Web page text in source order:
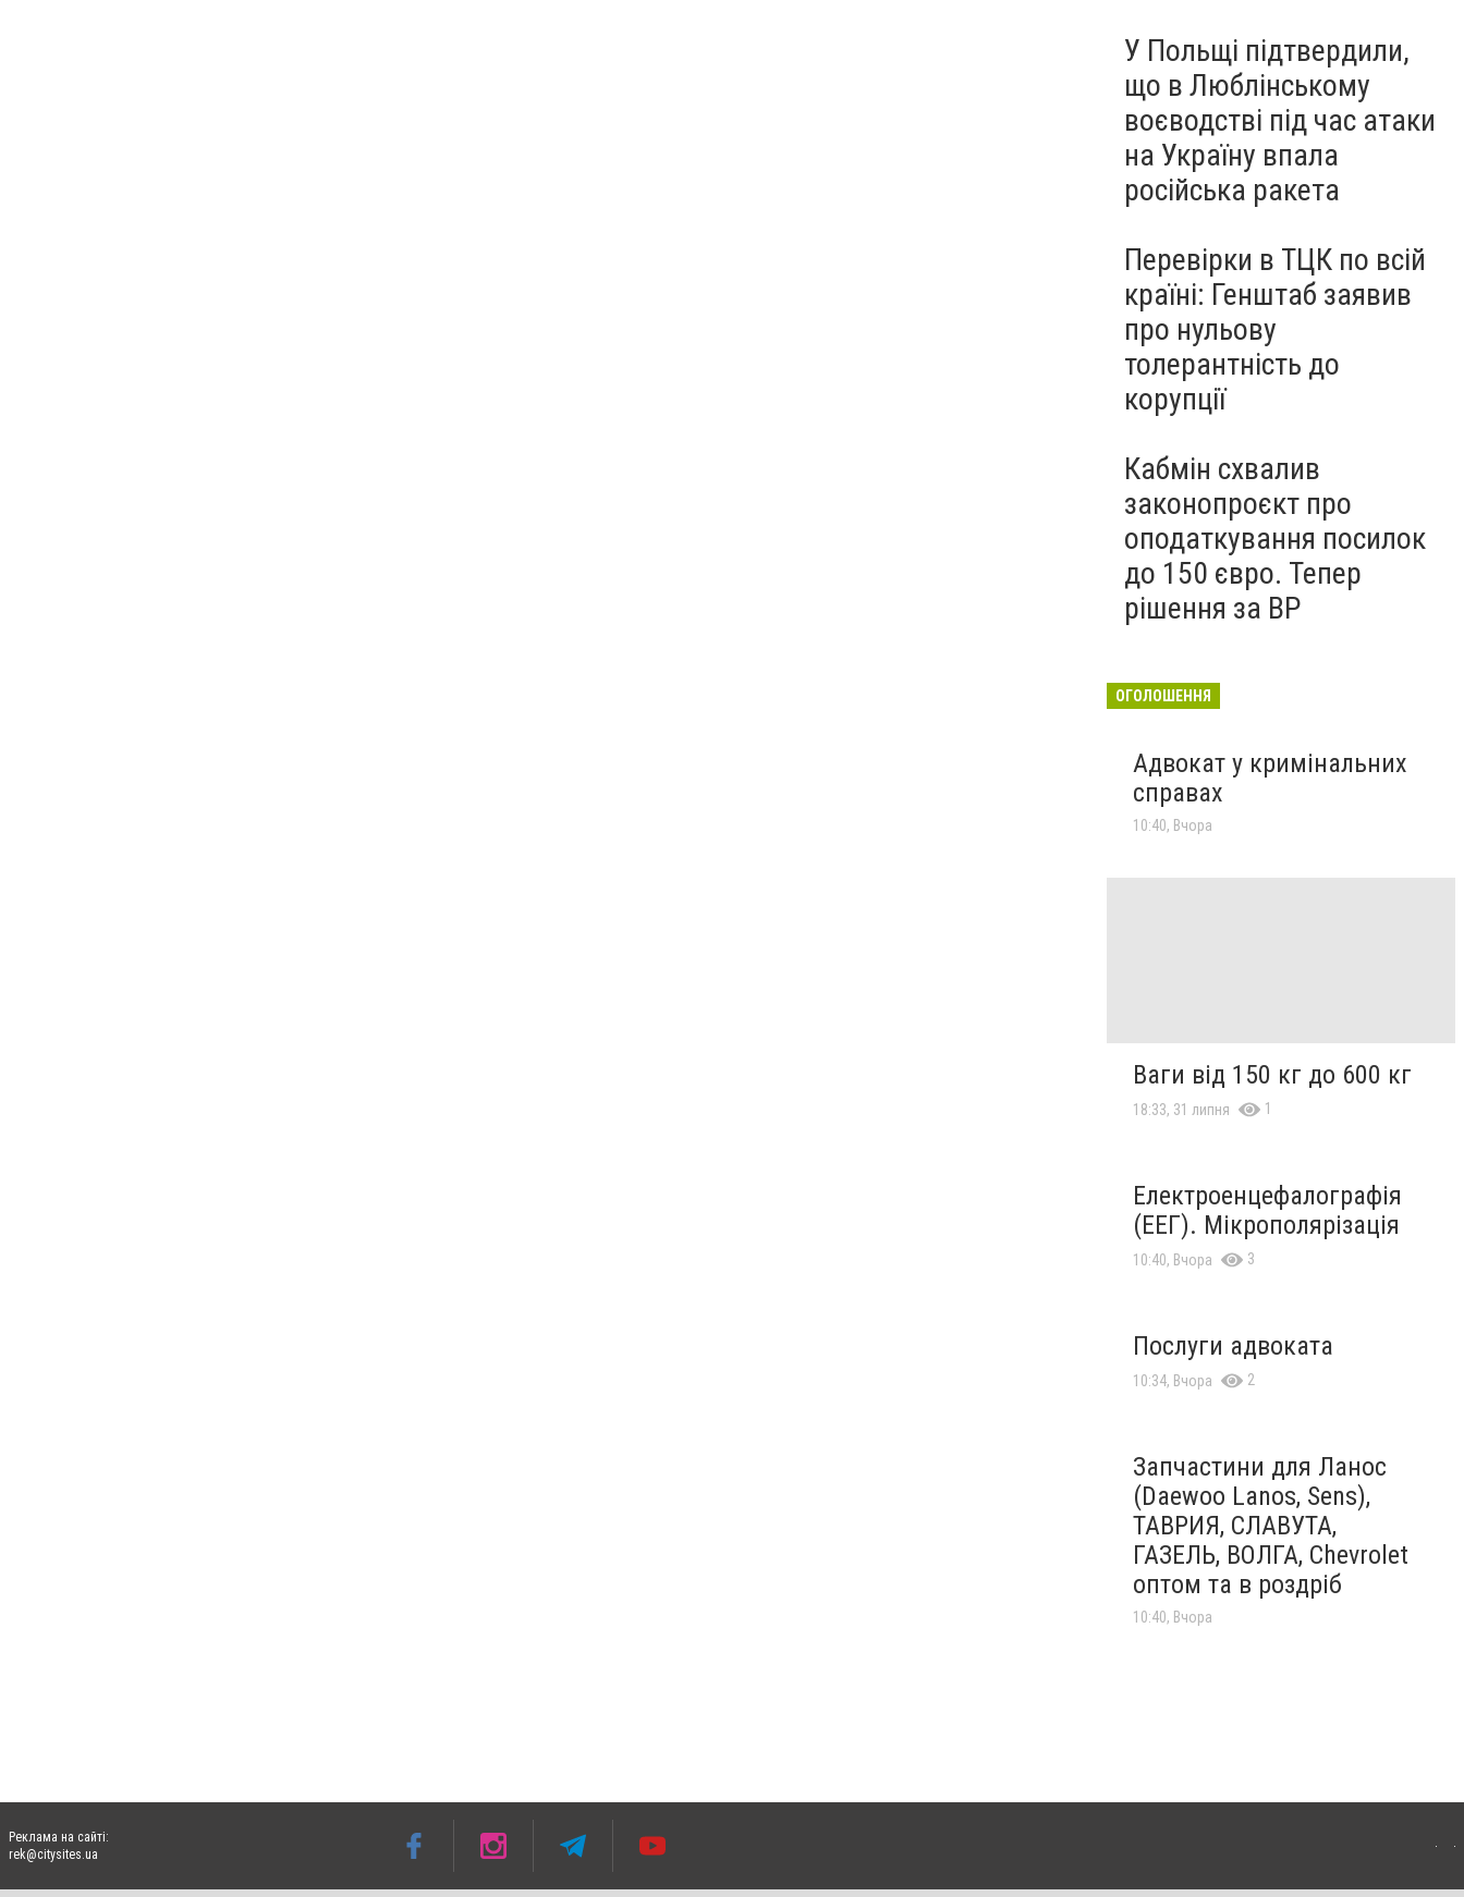
У Польщі підтвердили,
що в Люблінському
воєводстві під час атаки
на Україну впала
російська ракета
Перевірки в ТЦК по всій
країні: Генштаб заявив
про нульову
толерантність до
корупції
Кабмін схвалив
законопроєкт про
оподаткування посилок
до 150 євро. Тепер
рішення за ВР
ОГОЛОШЕННЯ
Адвокат у кримінальних
справах
10:40, Вчора
Ваги від 150 кг до 600 кг
18:33, 31 липня 1
Електроенцефалографія
(ЕЕГ). Мікрополярізація
10:40, Вчора 3
Послуги адвоката
10:34, Вчора 2
Запчастини для Ланос
(Daewoo Lanos, Sens),
ТАВРИЯ, СЛАВУТА,
ГАЗЕЛЬ, ВОЛГА, Chevrolet
оптом та в роздріб
10:40, Вчора
Реклама на сайті:
rek@citysites.ua